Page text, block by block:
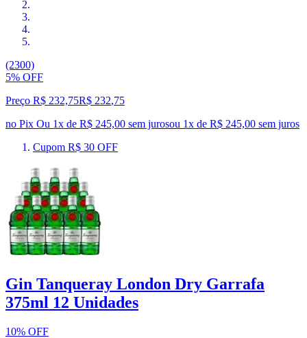
(2300)
5% OFF
Preço R$ 232,75R$ 232,75
no Pix Ou 1x de R$ 245,00 sem jurosou 1x de R$ 245,00 sem juros
Cupom R$ 30 OFF
Gin Tanqueray London Dry Garrafa
375ml 12 Unidades
10% OFF